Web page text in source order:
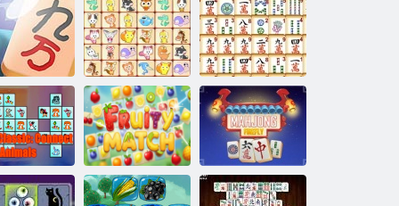
Match Clear
Tile Matcher
Triple Fun
Loģiskā
sakritība
Sapņu
mājdzīvnieku
saite
Mahjong saite